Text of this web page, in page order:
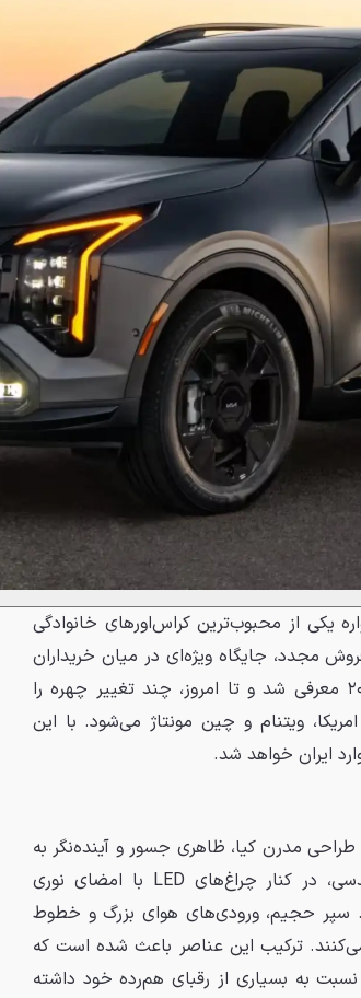
نیز از دهه ۱۳۸۰ تاکنون همواره یکی از محبوب‌ترین کراس‌اورهای خانوادگی
مجدد، جایگاه ویژه‌ای در میان خریداران
ایرانی پیدا کرده است. اسپورتیج نسل پنج، سال ۲۰۲۱ معرفی شد و تا امروز، چند تغییر چهره را
ویتنام و چین مونتاژ می‌شود. با این
مدل ۲۰۲۶ با حفظ زبان طراحی مدرن کیا، ظاهری جسور و آینده‌نگر به
خودرو بخشیده است. جلوپنجره بزرگ با الگوی هندسی، در کنار چراغ‌های LED با امضای نوری
سپر حجیم، ورودی‌های هوای بزرگ و خطوط
ترکیب این عناصر باعث شده است که
نسبت به بسیاری از رقبای هم‌رده خود داشته